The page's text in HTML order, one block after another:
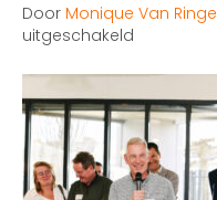
Door Monique Van
uitgeschakeld